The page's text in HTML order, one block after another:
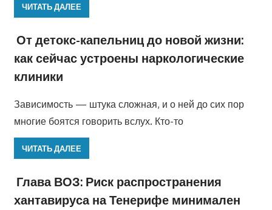
ЧИТАТЬ ДАЛЕЕ
От детокс-капельниц до новой жизни:
как сейчас устроены наркологические
клиники
Зависимость — штука сложная, и о ней до сих пор
многие боятся говорить вслух. Кто-то
ЧИТАТЬ ДАЛЕЕ
Глава ВОЗ: Риск распространения
хантавируса на Тенерифе минимален